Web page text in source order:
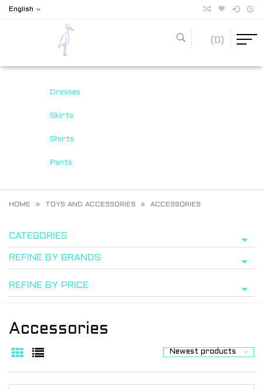
English
(0)
Dresses
Skirts
Shirts
Pants
HOME TOYS AND ACCESSORIES ACCESSORIES
CATEGORIES
REFINE BY BRANDS
REFINE BY PRICE
Accessories
Newest products